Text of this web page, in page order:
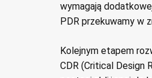
wymagają
PDR przekuwamy w
Kolejnym etapem
CDR (Critical Design